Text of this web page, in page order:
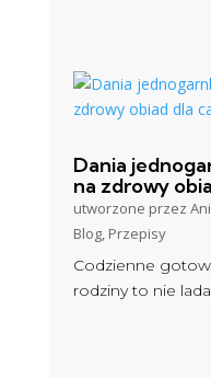
Dania
na zdrowy
utworzone przez
Blog, Przepisy
Codzienne
rodziny to nie